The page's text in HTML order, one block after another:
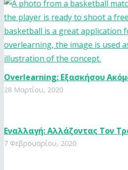
Overlearning: Εξασκήσου
28 Μαρτίου, 2020
Εναλλαγή: Αλλάζοντας Τον
7 Φεβρουαρίου, 2020